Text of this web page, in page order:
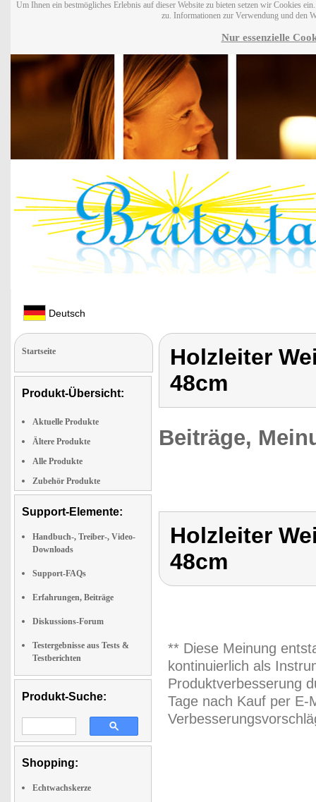
Um Ihnen ein bestmögliches Erlebnis auf dieser Website zu bieten setzen wir Cookies
zu. Informationen zur Verwendung und den
Nur essenzielle
Deutsch
Startseite
Produkt-Übersicht:
Aktuelle Produkte
Ältere Produkte
Alle Produkte
Zubehör Produkte
Support-Elemente:
Handbuch-, Treiber-, Video-
Downloads
Support-FAQs
Erfahrungen, Beiträge
Diskussions-Forum
Testergebnisse aus Tests &
Testberichten
Produkt-Suche:
Shopping:
Echtwachskerze
Holzleiter
48cm
Beiträge,
Holzleiter
48cm
** Diese Meinung
kontinuierlich als
Produktverbesserung
Tage nach Kauf per E-